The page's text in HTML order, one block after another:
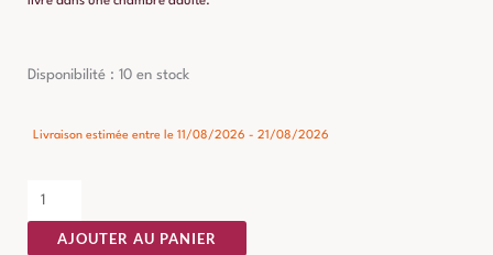
Disponibilité : 10 en stock
Livraison estimée entre le 11/08/2026 - 21/08/2026
quantité
Chevet
Clair
Ixia
AJOUTER AU PANIER